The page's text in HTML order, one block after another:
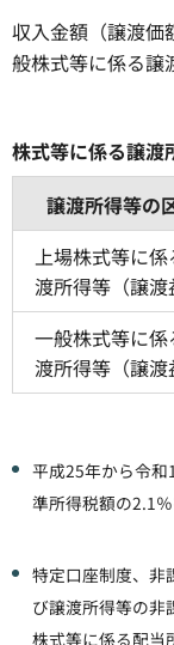
収入金額（譲渡価
般株式等に係る譲
譲渡所得等の
上場株式等に
渡所得等（譲渡
一般株式等に係
渡所得等（譲渡
株式等に係る譲渡
平成25年から令
準所得税額の2.1
特定口座制度、非
び譲渡所得等の非
株式等に係る配当